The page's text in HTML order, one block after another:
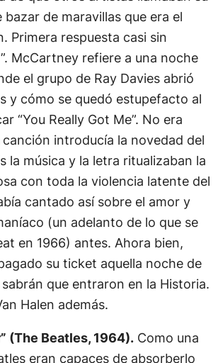
bazar de maravillas que era el
Primera respuesta casi sin
McCartney refiere a una noche
el grupo de Ray Davies abrió
y cómo se quedó estupefacto al
“You Really Got Me”. No era
canción introducía la novedad del
la música y la letra ritualizaban la
con toda la violencia latente del
cantado así sobre el amor y
(un adelanto de lo que se
en 1966) antes. Ahora bien,
su ticket aquella noche de
que entraron en la Historia.
Halen además.
(The Beatles, 1964).Como una
eran capaces de absorberlo